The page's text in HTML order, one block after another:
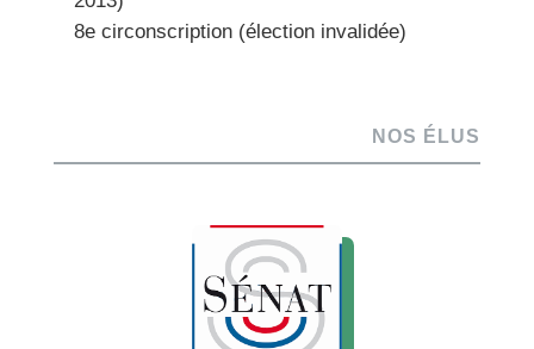
8e circonscription (élection invalidée)
NOS ÉLUS